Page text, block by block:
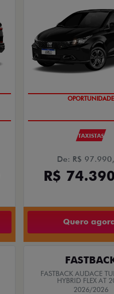
OPORTUNIDADE
TAXISTAS
De: R$
R$
Quero
FASTBACK AUDACE
HYBRID FLEX AT
2026/2026